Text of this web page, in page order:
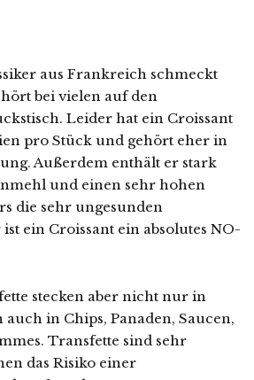
aus Frankreich schmeckt
bei vielen auf den
Leider hat ein Croissant
pro Stück und gehört eher in
Außerdem enthält er stark
und einen sehr hohen
die sehr ungesunden
ein Croissant ein absolutes NO-
stecken aber nicht nur in
auch in Chips, Panaden, Saucen,
Transfette sind sehr
das Risiko einer